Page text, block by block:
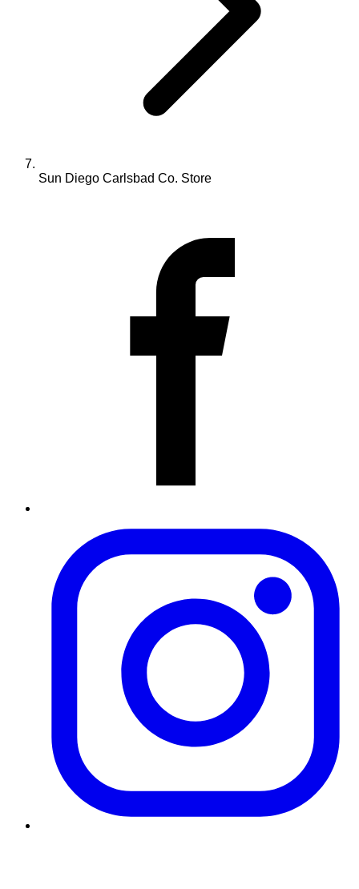
Sun Diego Carlsbad Co. Store